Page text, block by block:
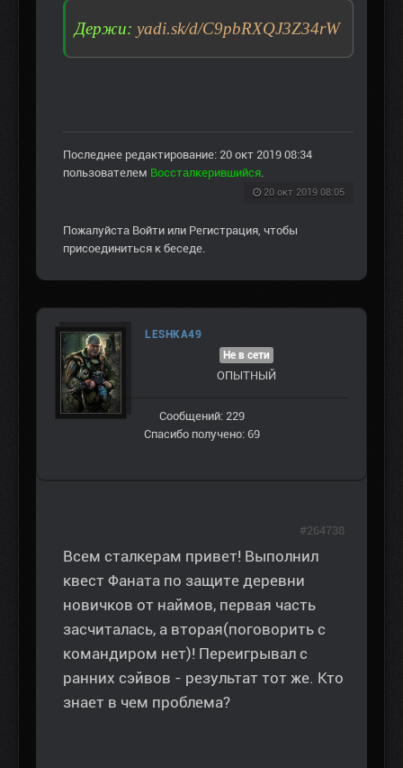
Держи: yadi.sk/d/C9pbRXQJ3Z34rW
Последнее редактирование: 20 окт 2019 08:34
пользователем Воссталкерившийся.
20 окт 2019 08:05
Пожалуйста Войти или Регистрация, чтобы
присоединиться к беседе.
LESHKA49
Не в сети
ОПЫТНЫЙ
Сообщений: 229
Спасибо получено: 69
Всем сталкерам привет! Выполнил
квест Фаната по защите деревни
новичков от наймов, первая часть
засчиталась, а вторая(поговорить с
командиром нет)! Переигрывал с
ранних сэйвов - результат тот же. Кто
знает в чем проблема?
#264738